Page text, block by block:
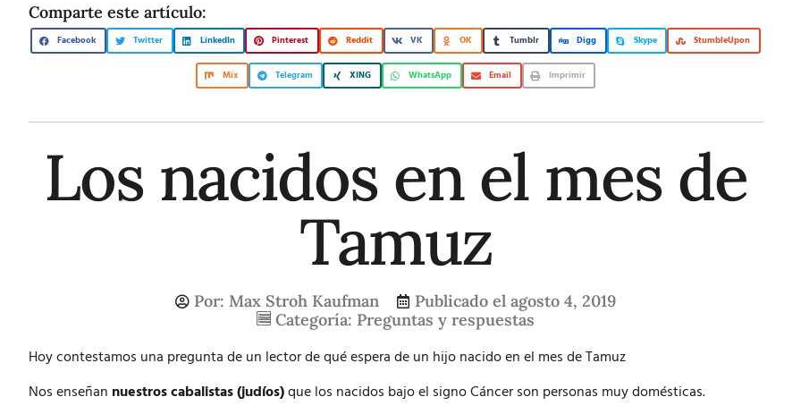
Comparte este artículo:
Facebook Twitter LinkedIn Pinterest Reddit VK OK Tumblr Digg Skype StumbleUpon
Mix Telegram XING WhatsApp Email Imprimir
Los nacidos en el mes de
Tamuz
Por: Max Stroh Kaufman Publicado el agosto 4, 2019
Categoría: Preguntas y respuestas
Hoy contestamos una pregunta de un lector de qué espera de un hijo nacido en el mes de Tamuz
Nos enseñan nuestros cabalistas (judíos)que los nacidos bajo el signo Cáncer son personas muy domésticas.